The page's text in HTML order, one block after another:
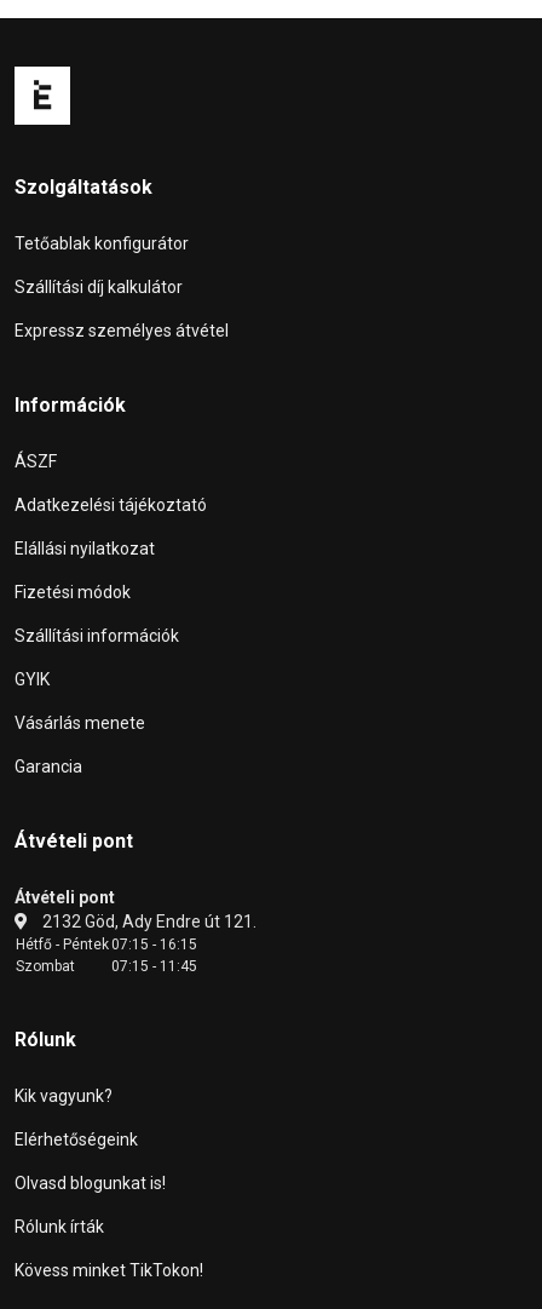
Szolgáltatások
Tetőablak konfigurátor
Szállítási díj kalkulátor
Expressz személyes átvétel
Információk
ÁSZF
Adatkezelési tájékoztató
Elállási nyilatkozat
Fizetési módok
Szállítási információk
GYIK
Vásárlás menete
Garancia
Átvételi pont
Átvételi pont
2132 Göd, Ady Endre út 121.
Hétfő - Péntek07:15 - 16:15
Szombat
07:15 - 11:45
Rólunk
Kik vagyunk?
Elérhetőségeink
Olvasd blogunkat is!
Rólunk írták
Kövess minket TikTokon!